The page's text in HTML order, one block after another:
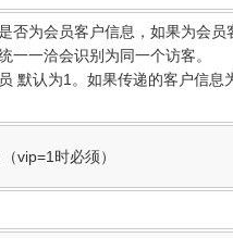
否为会员客户信息，如果为会
一一洽会识别为同一个访客。
默认为1。如果传递的客户信
vip=1时必须）